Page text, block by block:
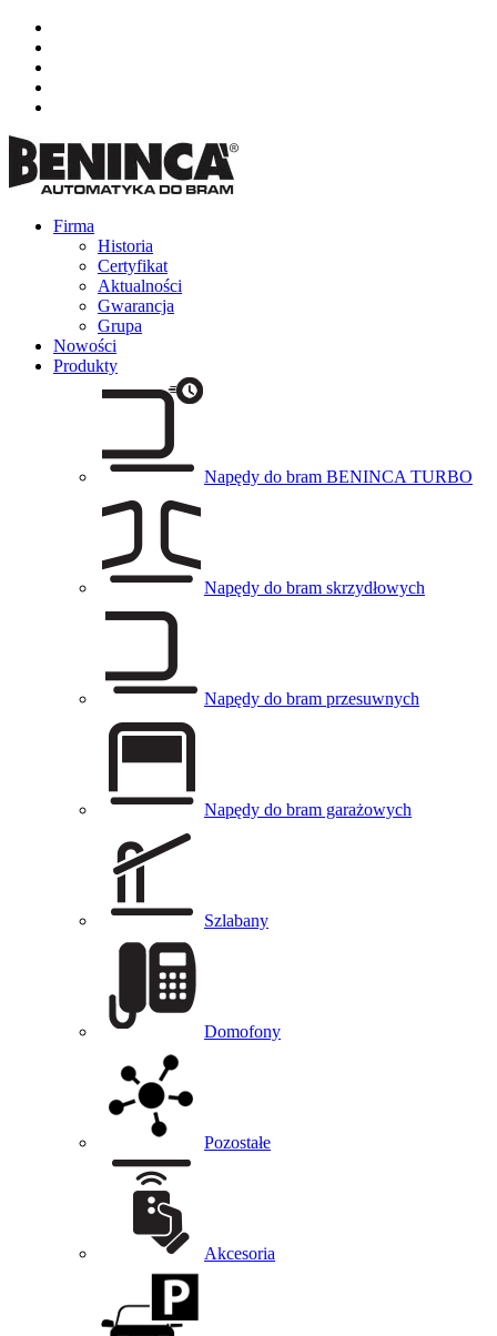
Firma
Historia
Certyfikat
Aktualności
Gwarancja
Grupa
Nowości
Produkty
Napędy do bram BENINCA TURBO
Napędy do bram skrzydłowych
Napędy do bram przesuwnych
Napędy do bram garażowych
Szlabany
Domofony
Pozostałe
Akcesoria